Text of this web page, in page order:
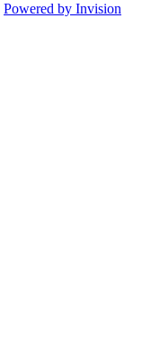
Powered by Invision